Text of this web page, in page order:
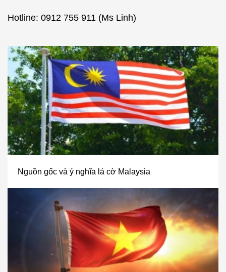
Hotline: 0912 755 911 (Ms Linh)
Nguồn gốc và ý nghĩa lá cờ Malaysia